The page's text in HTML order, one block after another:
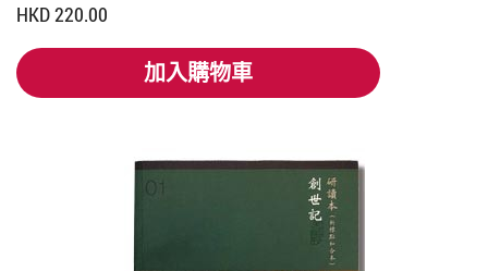
HKD 220.00
加入購物車
加入購物車